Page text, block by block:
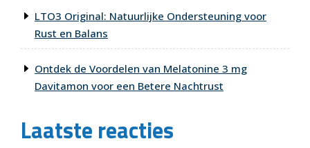
LTO3 Original: Natuurlijke Ondersteuning voor
Rust en Balans
Ontdek de Voordelen van Melatonine 3 mg
Davitamon voor een Betere Nachtrust
Laatste reacties